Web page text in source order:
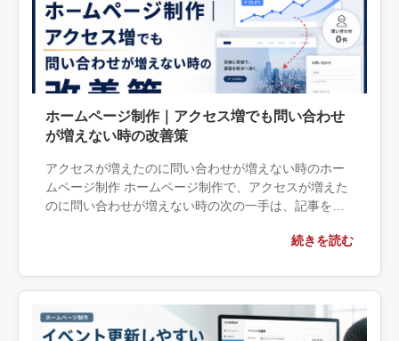
ホームページ制作｜アクセス増でも問い合わせ
が増えない時の改善策
アクセスが増えたのに問い合わせが増えない時のホー
ムページ制作 ホームページ制作で、アクセスが増えた
のに問い合わせが増えない時の次の一手は、記事を増
続きを読む